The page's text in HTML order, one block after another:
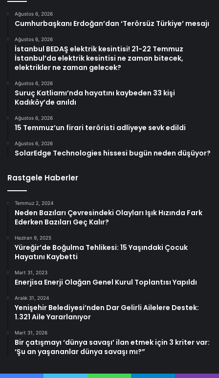
Ağustos 6, 2026
Cumhurbaşkanı Erdoğan’dan ‘Terörsüz Türkiye’ mesajı
Ağustos 6, 2026
İstanbul BEDAŞ elektrik kesintisi! 21-22 Temmuz
İstanbul’da elektrik kesintisi ne zaman bitecek,
elektrikler ne zaman gelecek?
Ağustos 6, 2026
Suruç Katliamı’nda hayatını kaybeden 33 kişi
Kadıköy’de anıldı
Ağustos 6, 2026
15 Temmuz’un firari teröristi adliyeye sevk edildi
Ağustos 6, 2026
SolarEdge Technologies hissesi bugün neden düşüyor?
Rastgele Haberler
Temmuz 2, 2024
Neden Bazıları Çevresindeki Olayları Işık Hızında Fark
Ederken Bazıları Geç Kalır?
Haziran 9, 2025
Yüreğir’de Boğulma Tehlikesi: 15 Yaşındaki Çocuk
Hayatını Kaybetti
Mart 31, 2023
Enerjisa Enerji Olağan Genel Kurul Toplantısı Yapıldı
Aralık 31, 2024
Yenişehir Belediyesi’nden Dar Gelirli Ailelere Destek:
1.321 Aile Yararlanıyor
Mart 31, 2026
Bir çatışmayı ‘dünya savaşı’ ilan etmek için 3 kriter var:
‘Şu an yaşananlar dünya savaşı mı?”